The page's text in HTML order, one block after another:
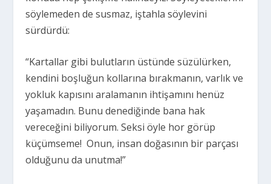
söylemeden de susmaz, iştahla söylevini
sürdürdü:
“Kartallar gibi bulutların üstünde süzülürken,
kendini boşluğun kollarına bırakmanın, varlık ve
yokluk kapısını aralamanın ihtişamını henüz
yaşamadın. Bunu denediğinde bana hak
vereceğini biliyorum. Seksi öyle hor görüp
küçümseme! Onun, insan doğasının bir parçası
olduğunu da unutma!”